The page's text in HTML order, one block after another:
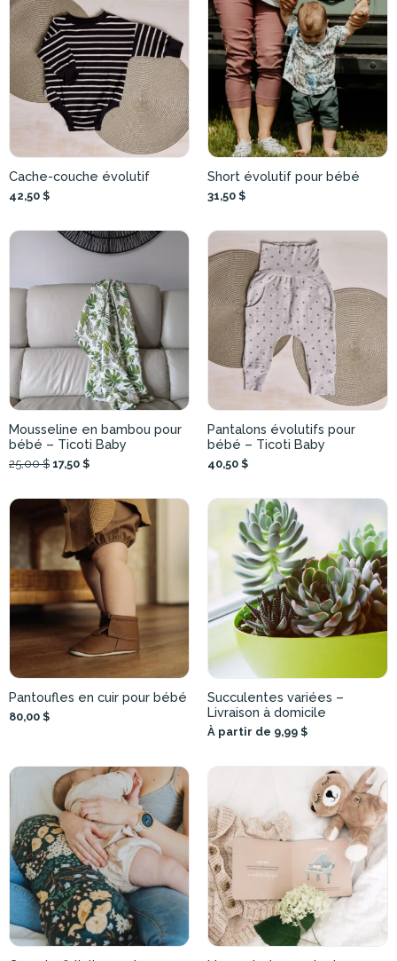
Cache-couche évolutif
42,50 $
Short évolutif pour bébé
31,50 $
Mousseline en bambou pour
bébé – Ticoti Baby
25,00 $ 17,50 $
Pantalons évolutifs pour
bébé – Ticoti Baby
40,50 $
Pantoufles en cuir pour bébé
80,00 $
Succulentes variées –
Livraison à domicile
À partir de 9,99 $